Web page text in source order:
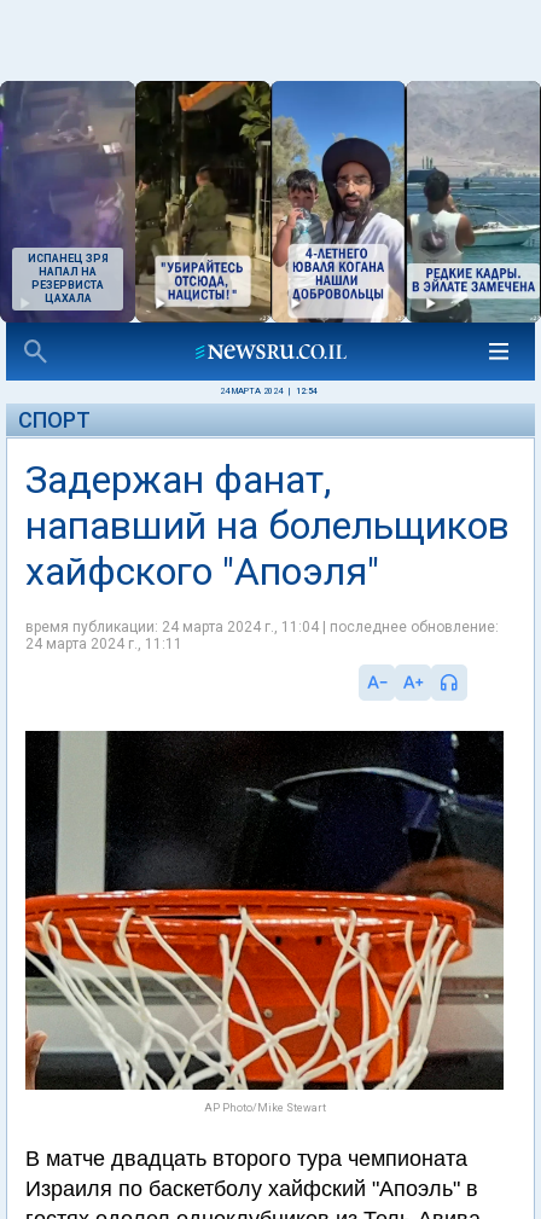
ИСПАНЕЦ ЗРЯ
НАПАЛ НА
РЕЗЕРВИСТА
ЦАХАЛА
24 МАРТА 2024 12:54
СПОРТ
Задержан фанат,
напавший на болельщиков
хайфского "Апоэля"
время публикации: 24 марта 2024 г., 11:04 | последнее обновление:
24 марта 2024 г., 11:11
AP Photo/Mike Stewart
В матче двадцать второго тура чемпионата
Израиля по баскетболу хайфский "Апоэль" в